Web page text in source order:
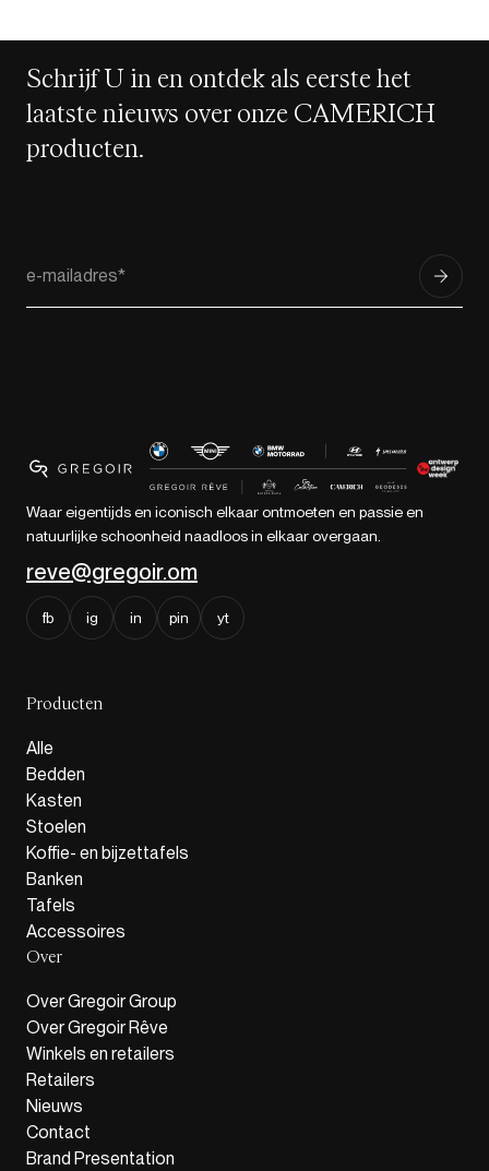
Schrijf U in en ontdek als eerste het
laatste nieuws over onze CAMERICH
producten.
Waar eigentijds en iconisch elkaar ontmoeten en passie en
natuurlijke schoonheid naadloos in elkaar overgaan.
reve@gregoir.om
fb ig in pin yt
Producten
Alle
Bedden
Kasten
Stoelen
Koffie- en bijzettafels
Banken
Tafels
Accessoires
Over
Over Gregoir Group
Over Gregoir Rêve
Winkels en retailers
Retailers
Nieuws
Contact
Brand Presentation